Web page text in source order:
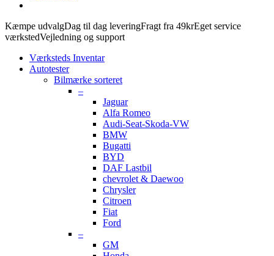
Kæmpe udvalgDag til dag leveringFragt fra 49krEget service
værkstedVejledning og support
Værksteds Inventar
Autotester
Bilmærke sorteret
–
Jaguar
Alfa Romeo
Audi-Seat-Skoda-VW
BMW
Bugatti
BYD
DAF Lastbil
chevrolet & Daewoo
Chrysler
Citroen
Fiat
Ford
–
GM